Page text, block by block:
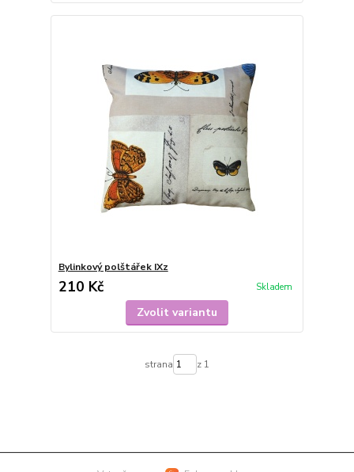
Bylinkový polštářek IXz
210 Kč Skladem
Zvolit variantu
strana z 1